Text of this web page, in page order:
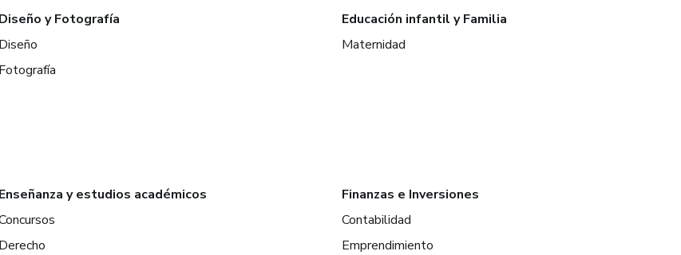
Diseño y Fotografía
Diseño
Fotografía
Educación infantil y Familia
Maternidad
Enseñanza y estudios académicos
Derecho
Finanzas e Inversiones
Contabilidad
Emprendimiento